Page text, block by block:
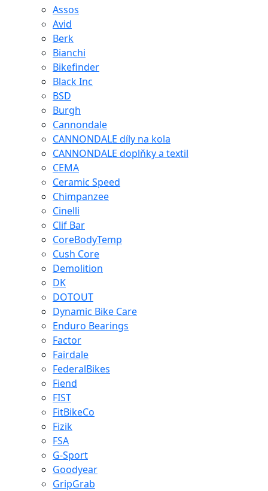
Assos
Avid
Berk
Bianchi
Bikefinder
Black Inc
BSD
Burgh
Cannondale
CANNONDALE díly na kola
CANNONDALE doplňky a textil
CEMA
Ceramic Speed
Chimpanzee
Cinelli
Clif Bar
CoreBodyTemp
Cush Core
Demolition
DK
DOTOUT
Dynamic Bike Care
Enduro Bearings
Factor
Fairdale
FederalBikes
Fiend
FIST
FitBikeCo
Fizik
FSA
G-Sport
Goodyear
GripGrab